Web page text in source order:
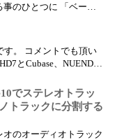
ひとつに 「ベース
というものが
とキ
ドラム)どちらに担当さ
ぶつか
悩むポイントだと思います。 ...
も頂い
い方でしたら当たり前
でステレオトラッ
トラックに分割する
オのオーディオトラック